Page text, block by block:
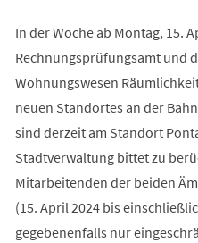
In der Woche ab Montag, 15.
Rechnungsprüfungsamt und
Wohnungswesen
neuen Standortes an der
sind derzeit am Standort
Stadtverwaltung bittet zu
Mitarbeitenden der beiden
(15. April 2024 bis
gegebenenfalls nur